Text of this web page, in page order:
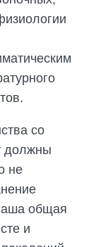
со
должны
не
общая
и